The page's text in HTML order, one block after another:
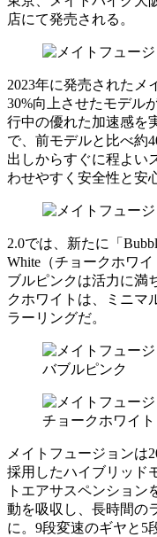
店にて発売される。
2023年に発売されたメ
30%向上させたモデル
行中の優れた加速感を
で、前モデルと比べ約
出しからすぐに程よい
わせやすく安全性と安
2.0では、新たに「
White（チョークホワ
ブルピンクは活力に満
クホワイトは、ミニマ
ラーリングだ。
バブルピンク
チョークホワイト
メイトフュージョンは
採用したハイブリッド
トエアサスペンション
動を吸収し、長時間の
に。9段変速のギヤと5